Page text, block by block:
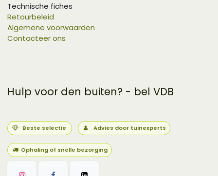
Technische fiches
Retourbeleid
Algemene voorwaarden
Contacteer ons
Hulp voor den buiten? - bel VDB
Beste selectie Advies door tuinexperts
Ophaling of snelle bezorging